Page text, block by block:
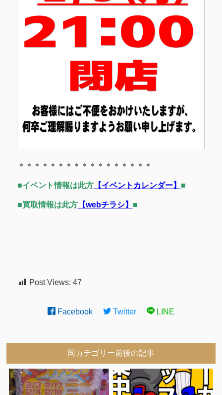
＊＊＊＊＊＊＊＊＊＊＊＊＊＊＊＊＊
■イベント情報は此方【イベントカレンダー】 ■
■買取情報は此方【webチラシ】 ■
Post Views: 47
Facebook Twitter LINE
同カテゴリー前後の記事